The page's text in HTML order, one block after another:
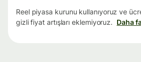
Reel piyasa kurunu kullanıyoruz ve
gizli fiyat artışları eklemiyoruz. Daha